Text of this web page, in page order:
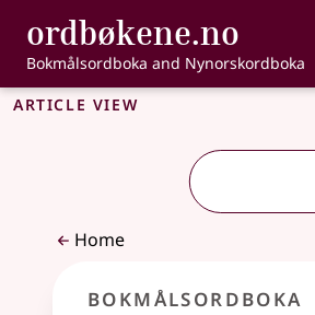
Skip to main content
Accessibility
ordbøkene.no
Bokmålsordboka and Nynorskordboka
Article view
Home
Bokmålsordboka